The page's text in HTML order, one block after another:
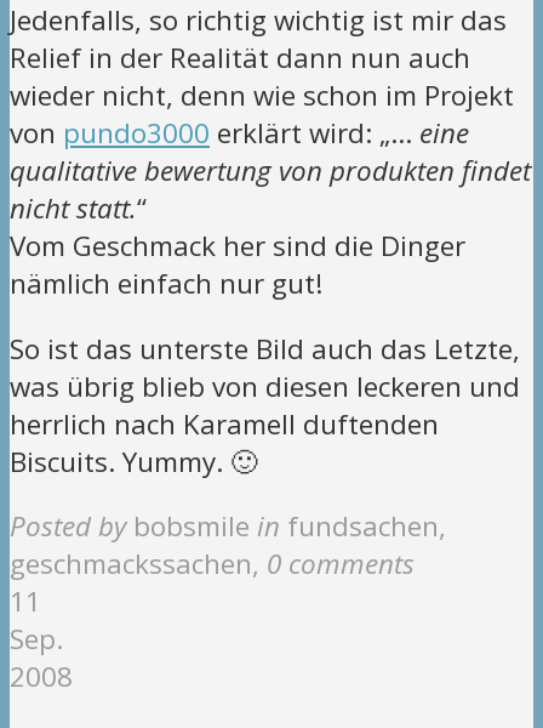
Jedenfalls, so richtig wichtig ist mir das
Relief in der Realität dann nun auch
wieder nicht, denn wie schon im Projekt
von pundo3000 erklärt wird: „… eine
qualitative bewertung von produkten findet
nicht statt.“
Vom Geschmack her sind die Dinger
nämlich einfach nur gut!
So ist das unterste Bild auch das Letzte,
was übrig blieb von diesen leckeren und
herrlich nach Karamell duftenden
Biscuits. Yummy. 🙂
Posted by bobsmile in fundsachen,
geschmackssachen, 0 comments
11
Sep.
2008